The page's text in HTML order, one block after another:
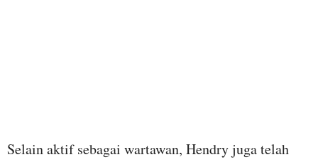
Selain aktif sebagai wartawan, Hendry juga telah